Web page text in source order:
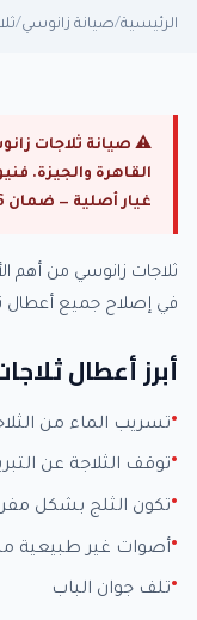
الرئيسية/صيانة زانوسي/
⚠ صيانة ثلاجات
غيار أصلية — ضمان 6 أشهر.
ثلاجات زانوسي من أهم
في إصلاح جميع أعطال
أبرز أعطال
تسريب الماء من
توقف الثلاجة عن
تكون الثلج بشكل
أصوات غير طبيعية
تلف جوان الباب